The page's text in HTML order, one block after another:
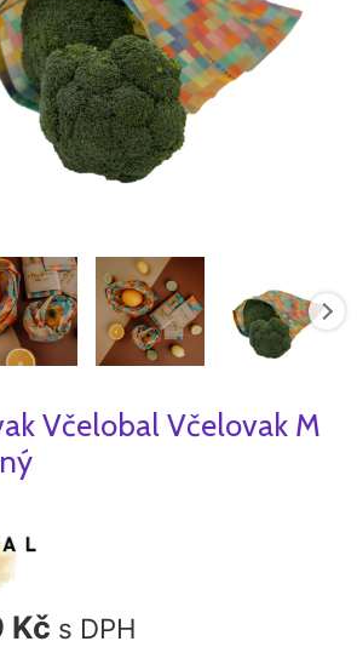
Včelobal Včelovak M
Kč s DPH